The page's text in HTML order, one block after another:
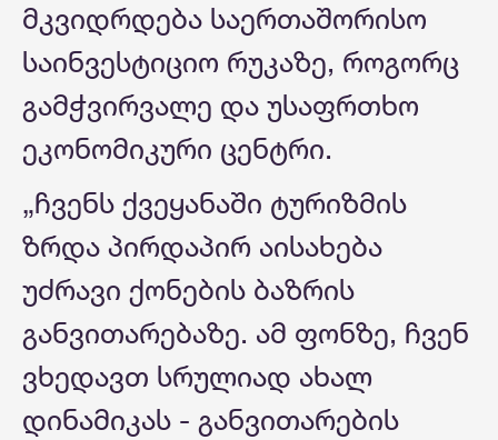
მკვიდრდება საერთაშორისო
საინვესტიციო რუკაზე, როგორც
გამჭვირვალე და უსაფრთხო
ეკონომიკური ცენტრი.
„ჩვენს ქვეყანაში ტურიზმის
ზრდა პირდაპირ აისახება
უძრავი ქონების ბაზრის
განვითარებაზე. ამ ფონზე, ჩვენ
ვხედავთ სრულიად ახალ
დინამიკას - განვითარების